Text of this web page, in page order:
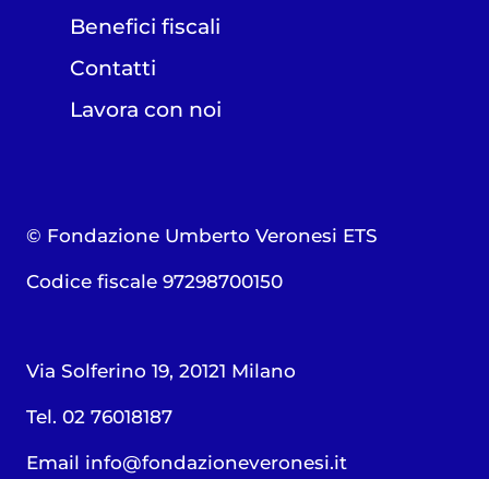
Benefici fiscali
Contatti
Lavora con noi
© Fondazione Umberto Veronesi ETS
Codice fiscale 97298700150
Via Solferino 19, 20121 Milano
Tel. 02 76018187
Email info@fondazioneveronesi.it